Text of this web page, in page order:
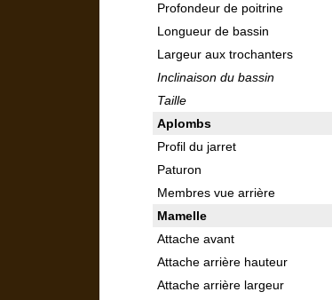
Profondeur de poitrine
Longueur de bassin
Largeur aux trochanters
Inclinaison du bassin
Taille
Aplombs
Profil du jarret
Paturon
Membres vue arrière
Mamelle
Attache avant
Attache arrière hauteur
Attache arrière largeur